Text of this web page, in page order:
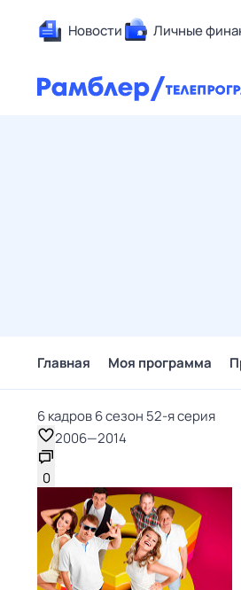
Новости Личные
Главная Моя программа
6 кадров 6 сезон 52-я серия
2006—2014
0